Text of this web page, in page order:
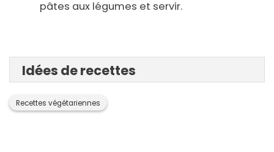
pâtes aux légumes et servir.
Idées de recettes
Recettes végétariennes